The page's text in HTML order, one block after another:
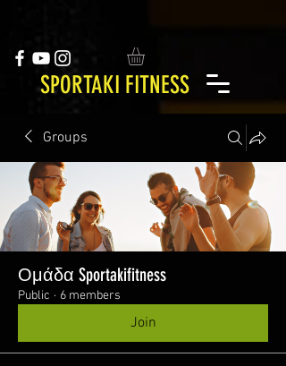
SPORTAKI FITNESS
Groups
Ομάδα Sportakifitness
Public · 6 members
Join